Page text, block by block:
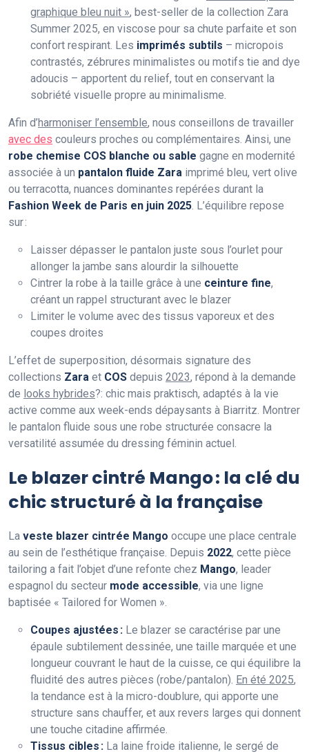
graphique bleu nuit », best-seller de la collection Zara
Summer 2025, en viscose pour sa chute parfaite et son
confort respirant. Les imprimés subtils – micropois
contrastés, zébrures minimalistes ou motifs tie and dye
adoucis – apportent du relief, tout en conservant la
sobriété visuelle propre au minimalisme.
Afin d’harmoniser l’ensemble, nous conseillons de travailler
avec des couleurs proches ou complémentaires. Ainsi, une
robe chemise COS blanche ou sable gagne en modernité
associée à un pantalon fluide Zara imprimé bleu, vert olive
ou terracotta, nuances dominantes repérées durant la
Fashion Week de Paris en juin 2025. L’équilibre repose
sur :
Laisser dépasser le pantalon juste sous l’ourlet pour
allonger la jambe sans alourdir la silhouette
Cintrer la robe à la taille grâce à une ceinture fine,
créant un rappel structurant avec le blazer
Limiter le volume avec des tissus vaporeux et des
coupes droites
L’effet de superposition, désormais signature des
collections Zara et COS depuis 2023, répond à la demande
de looks hybrides?: chic mais praktisch, adaptés à la vie
active comme aux week-ends dépaysants à Biarritz. Montrer
le pantalon fluide sous une robe structurée consacre la
versatilité assumée du dressing féminin actuel.
Le blazer cintré Mango : la clé du
chic structuré à la française
La veste blazer cintrée Mango occupe une place centrale
au sein de l’esthétique française. Depuis 2022, cette pièce
tailoring a fait l’objet d’une refonte chez Mango, leader
espagnol du secteur mode accessible, via une ligne
baptisée « Tailored for Women ».
Coupes ajustées : Le blazer se caractérise par une
épaule subtilement dessinée, une taille marquée et une
longueur couvrant le haut de la cuisse, ce qui équilibre la
fluidité des autres pièces (robe/pantalon). En été 2025,
la tendance est à la micro-doublure, qui apporte une
structure sans chauffer, et aux revers larges qui donnent
une touche citadine affirmée.
Tissus cibles : La laine froide italienne, le sergé de